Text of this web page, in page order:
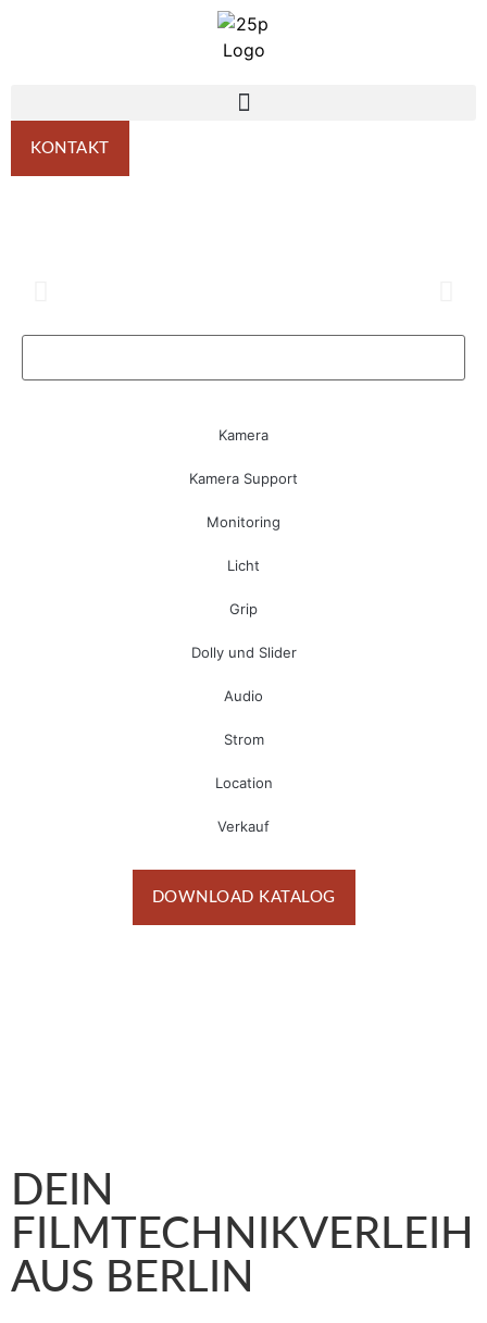
KONTAKT
Kamera
Kamera Support
Monitoring
Licht
Grip
Dolly und Slider
Audio
Strom
Location
Verkauf
DOWNLOAD KATALOG
DEIN
FILMTECHNIKVERLEIH
AUS BERLIN